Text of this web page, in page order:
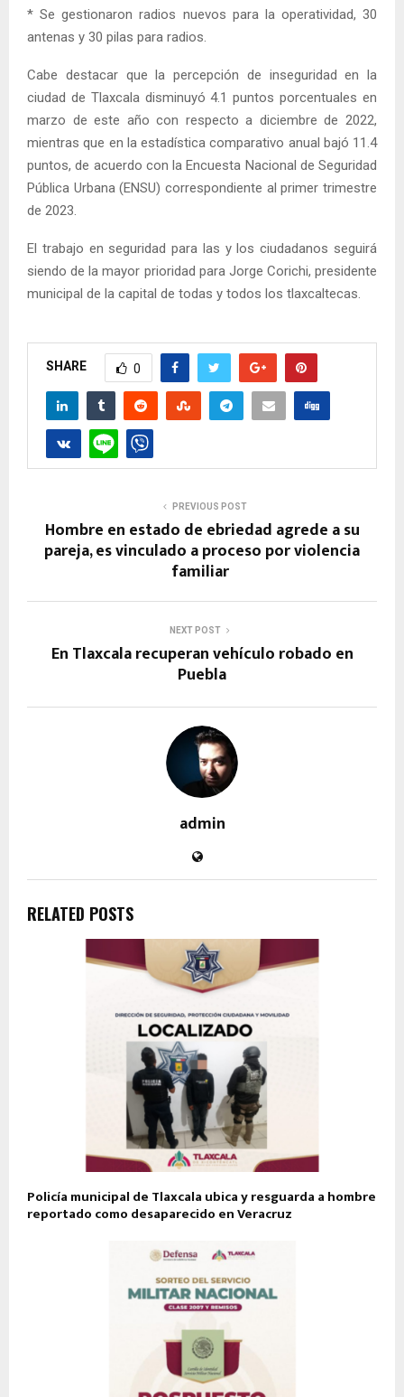
* Se gestionaron radios nuevos para la operatividad, 30
antenas y 30 pilas para radios.
Cabe destacar que la percepción de inseguridad en la
ciudad de Tlaxcala disminuyó 4.1 puntos porcentuales en
marzo de este año con respecto a diciembre de 2022,
mientras que en la estadística comparativo anual bajó 11.4
puntos, de acuerdo con la Encuesta Nacional de Seguridad
Pública Urbana (ENSU) correspondiente al primer trimestre
de 2023.
El trabajo en seguridad para las y los ciudadanos seguirá
siendo de la mayor prioridad para Jorge Corichi, presidente
municipal de la capital de todas y todos los tlaxcaltecas.
SHARE 0
PREVIOUS POST
Hombre en estado de ebriedad agrede a su
pareja, es vinculado a proceso por violencia
familiar
NEXT POST
En Tlaxcala recuperan vehículo robado en
Puebla
admin
RELATED POSTS
Policía municipal de Tlaxcala ubica y resguarda a hombre
reportado como desaparecido en Veracruz